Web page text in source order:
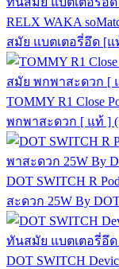
RELX WAKA
สมัย แบตเตอรี่อึด [แ
TOMMY R1 Close
พกพาสะดวก [ แท้ ]
DOT SWITCH R
สะดวก 25W By
DOT SWITCH